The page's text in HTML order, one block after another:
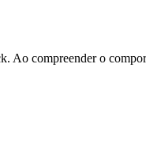
Ao compreender o